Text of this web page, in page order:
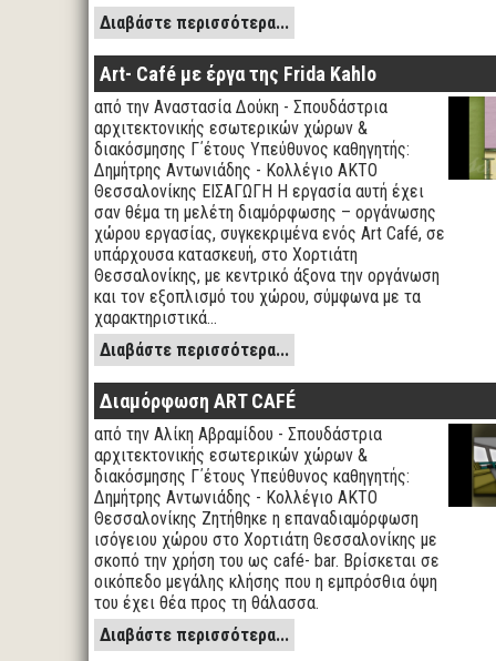
Διαβάστε περισσότερα...
Art- Café με έργα της Frida Kahlo
από την Αναστασία Δούκη - Σπουδάστρια
αρχιτεκτονικής εσωτερικών χώρων &
διακόσμησης Γ΄έτους Υπεύθυνος καθηγητής:
Δημήτρης Αντωνιάδης - Κολλέγιο ΑΚΤΟ
Θεσσαλονίκης ΕΙΣΑΓΩΓΗ Η εργασία αυτή έχει
σαν θέμα τη μελέτη διαμόρφωσης – οργάνωσης
χώρου εργασίας, συγκεκριμένα ενός Art Café, σε
υπάρχουσα κατασκευή, στο Χορτιάτη
Θεσσαλονίκης, με κεντρικό άξονα την οργάνωση
και τον εξοπλισμό του χώρου, σύμφωνα με τα
χαρακτηριστικά…
Διαβάστε περισσότερα...
Διαμόρφωση ART CAFÉ
από την Αλίκη Αβραμίδου - Σπουδάστρια
αρχιτεκτονικής εσωτερικών χώρων &
διακόσμησης Γ΄έτους Υπεύθυνος καθηγητής:
Δημήτρης Αντωνιάδης - Κολλέγιο ΑΚΤΟ
Θεσσαλονίκης Ζητήθηκε η επαναδιαμόρφωση
ισόγειου χώρου στο Χορτιάτη Θεσσαλονίκης με
σκοπό την χρήση του ως café- bar. Βρίσκεται σε
οικόπεδο μεγάλης κλήσης που η εμπρόσθια όψη
του έχει θέα προς τη θάλασσα.
Διαβάστε περισσότερα...